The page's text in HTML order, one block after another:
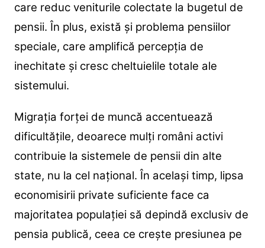
care reduc veniturile colectate la bugetul de
pensii. În plus, există și problema pensiilor
speciale, care amplifică percepția de
inechitate și cresc cheltuielile totale ale
sistemului.
Migrația forței de muncă accentuează
dificultățile, deoarece mulți români activi
contribuie la sistemele de pensii din alte
state, nu la cel național. În același timp, lipsa
economisirii private suficiente face ca
majoritatea populației să depindă exclusiv de
pensia publică, ceea ce crește presiunea pe